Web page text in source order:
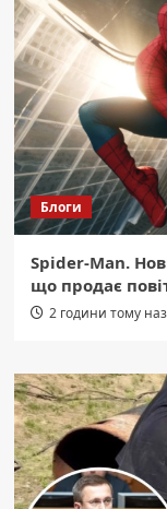
Блоги
Spider-Man.
що продає
2 години тому